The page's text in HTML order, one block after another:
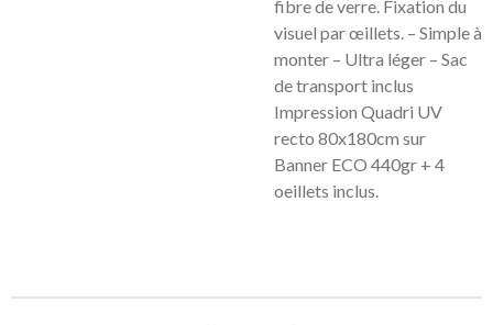
fibre de verre. Fixation du
visuel par œillets. – Simple à
monter – Ultra léger – Sac
de transport inclus
Impression Quadri UV
recto 80x180cm sur
Banner ECO 440gr + 4
oeillets inclus.